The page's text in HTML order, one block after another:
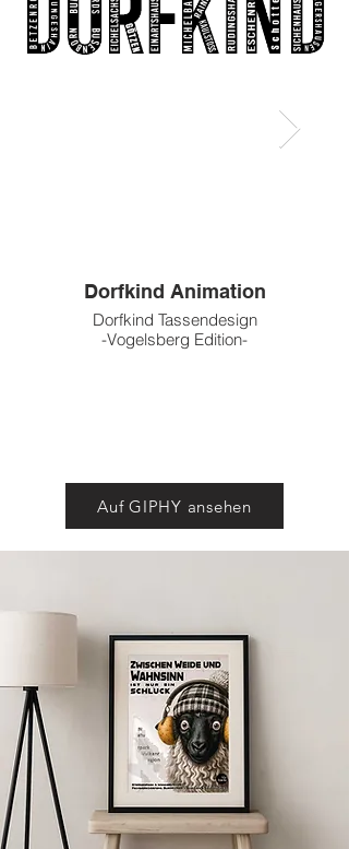
Dorfkind Animation
Dorfkind Tassendesign
-Vogelsberg Edition-
Auf GIPHY ansehen